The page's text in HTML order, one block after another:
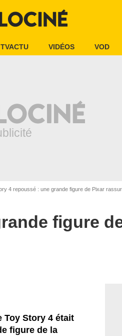
TVACTU VIDÉOS VOD
4 repoussé : une grande figure de Pixar
figure
article
Toy Story 4 était
figure de la